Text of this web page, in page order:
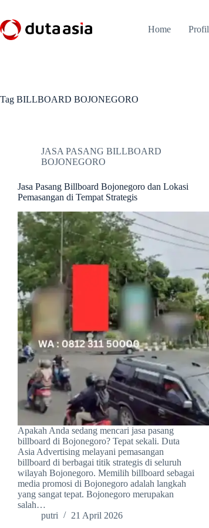
content
Home Profil
Tag BILLBOARD BOJONEGORO
JASA PASANG BILLBOARD
BOJONEGORO
Jasa Pasang Billboard Bojonegoro dan Lokasi
Pemasangan di Tempat Strategis
Apakah Anda sedang mencari jasa pasang
billboard di Bojonegoro? Tepat sekali. Duta
Asia Advertising melayani pemasangan
billboard di berbagai titik strategis di seluruh
wilayah Bojonegoro. Memilih billboard sebagai
media promosi di Bojonegoro adalah langkah
yang sangat tepat. Bojonegoro merupakan
salah…
putri
21 April 2026